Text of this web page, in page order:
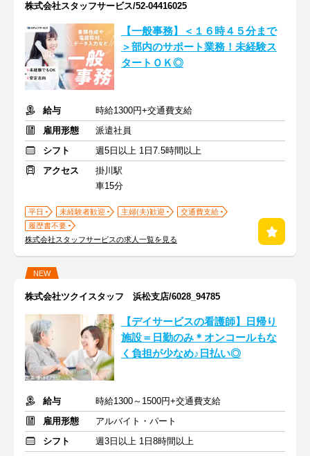
株式会社スタッフサービス/52-04416025
【一般事務】＜１６時４５分まで
＞部内のサポート業務！未経験ス
タートＯＫ◎
給与
時給1300円+交通費支給
雇用形態
派遣社員
シフト
週5日以上 1日7.5時間以上
アクセス
掛川駅
車15分
平日 未経験者歓迎 主婦(夫)歓迎
交通費支給
履歴書不要
株式会社スタッフサービスの求人一覧を見る
NEW
株式会社ツクイスタッフ 浜松支店/6028_94785
【デイサービスの看護師】日帰り
施設＝日勤のみ＊オンコールもな
く負担が少なめ♪日払い◎
給与
時給1300～1500円+交通費支給
雇用形態
アルバイト・パート
シフト
週3日以上 1日8時間以上